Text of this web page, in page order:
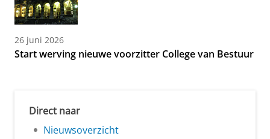
26 juni 2026
Start werving nieuwe voorzitter College van Bestuur
Direct naar
Nieuwsoverzicht